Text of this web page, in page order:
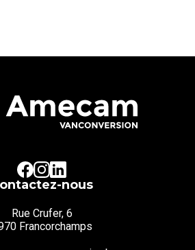
nous
Rue Crufer, 6
Francorchamps